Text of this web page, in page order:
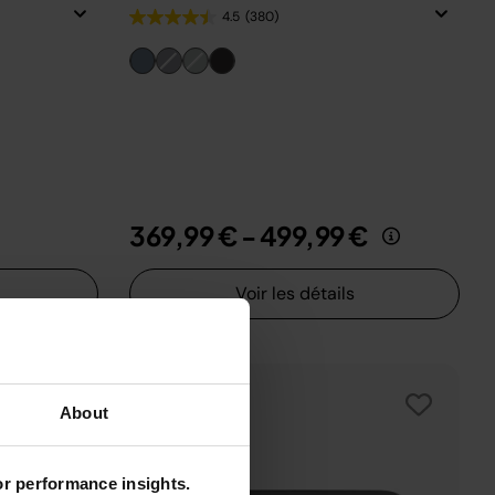
About
performance insights.
4.5 (380)
369,99 € - 499,99 €
Voir les détails